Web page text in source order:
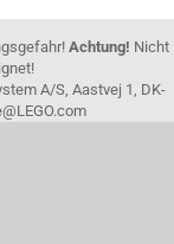
Achtung! Nicht
A/S, Aastvej 1, DK-